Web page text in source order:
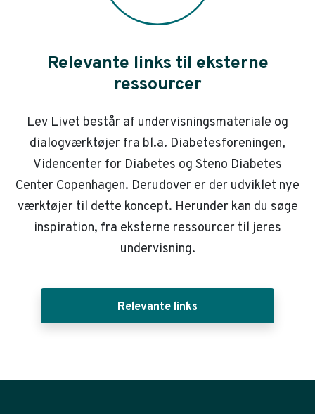
Relevante links til eksterne
ressourcer
Lev Livet består af undervisningsmateriale og
dialogværktøjer fra bl.a. Diabetesforeningen,
Videncenter for Diabetes og Steno Diabetes
Center Copenhagen. Derudover er der udviklet nye
værktøjer til dette koncept. Herunder kan du søge
inspiration, fra eksterne ressourcer til jeres
undervisning.
Relevante links